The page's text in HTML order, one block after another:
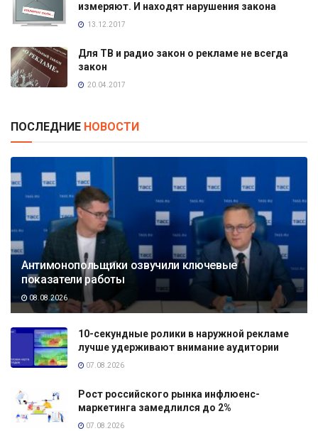
измеряют. И находят нарушения закона
13.12.2017
Для ТВ и радио закон о рекламе не всегда
закон
20.04.2017
ПОСЛЕДНИЕ НОВОСТИ
Антимонопольщики озвучили ключевые
показатели работы
08.08.2026
10-секундные ролики в наружной рекламе
лучше удерживают внимание аудитории
07.08.2026
Рост российского рынка инфлюенс-
маркетинга замедлился до 2%
07.08.2026